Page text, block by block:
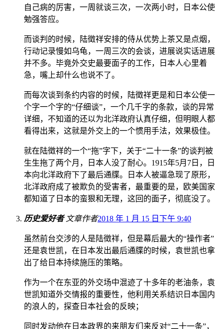
自己病的厉害，一周就谈三次，一次两小时，日本公使
勉强答应。
而谈判的时候，陆徵祥安排的侍从优势上茶又是点烟，
行动记录慢如乌龟，一周三次的会谈，进展说实话进展
并不多。毕竟外交史最要面子的工作，日本人心里着
急，嘴上却什么也说不了。
而每次谈到条约内容的时候，陆徵祥更是和日本公使一
个字一个字的“仔细谈”，一个几千字的条款，谈的异常
详细，不知道的还以为北洋政府认真仔细，但明眼人都
看得出来，这就是外交上的一个惯用手法，效果极佳。
就在陆徵祥的一个“拖”字下，关于“二十一条”的谈判被
生生拖了两个月，日本人没了耐心。1915年5月7日，日
本向北洋政府下了最后通牒。日本人被逼急现了原形，
北洋政府成了被欺负的受害者，最重要的是，欧美国家
都知道了日本的蛮狠和无理，这回的面子，彻底没了。
历史爱好者 文章作者2018 年 1 月 15 日下午 9:40
虽然前台交涉的人是陆徵祥，但是幕后最大的“操作者”
还是袁世凯，在日本发出最后通牒的时候，袁世凯也拿
出了给日本持续施压的策略。
作为一个在东亚的外交场中混迹了十多年的老油条，袁
世凯知道外交情报的重要性，他利用关系结识日本国内
的浪人的，探查日本社会的反映；
同时发动他在日本政界的来朋友们来反对“二十一条”，